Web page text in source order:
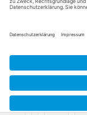
wein-tee-laedle-lb-
wein-tee-laedle-lb-
wein-tee-laedle-lb-
wein-tee-laedle-lb-
© 2026 Wein & Tee